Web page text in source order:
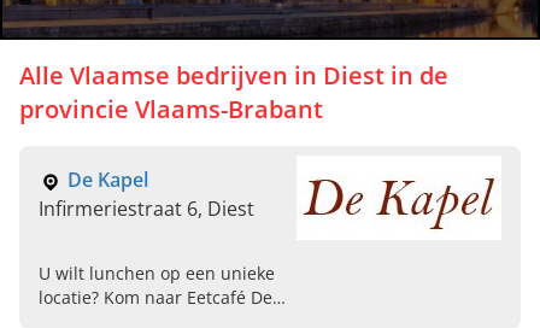
Alle Vlaamse bedrijven in Diest in de
provincie Vlaams-Brabant
De Kapel
Infirmeriestraat 6, Diest
U wilt lunchen op een unieke
locatie? Kom naar Eetcafé De